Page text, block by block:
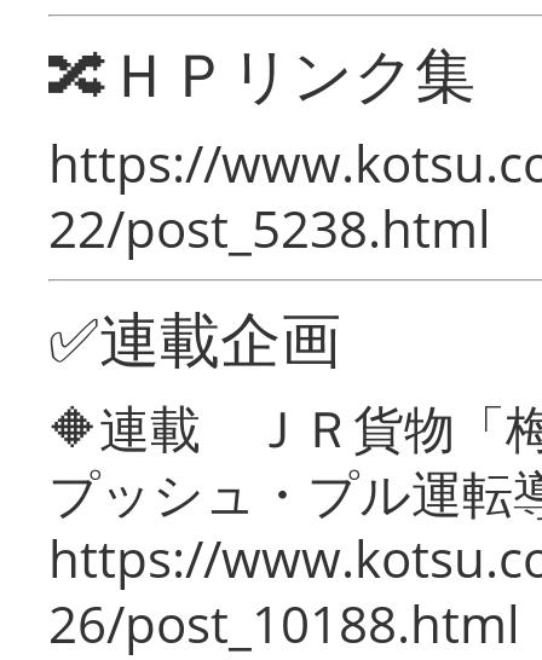
🔀ＨＰリンク集
https://
22/post_5238.html
✅連載企画
🔶連載 ＪＲ貨物「
プッシュ・プル運転
https://
26/post_10188.html